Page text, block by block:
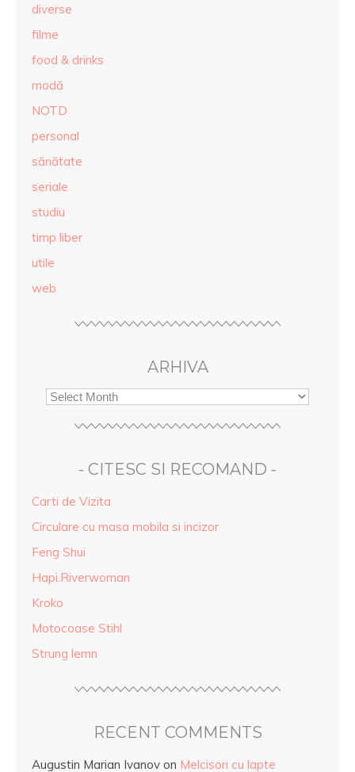
diverse
filme
food & drinks
modă
NOTD
personal
sănătate
seriale
studiu
timp liber
utile
web
ARHIVA
- CITESC SI RECOMAND -
Carti de Vizita
Circulare cu masa mobila si incizor
Feng Shui
Hapi.Riverwoman
Kroko
Motocoase Stihl
Strung lemn
RECENT COMMENTS
Augustin Marian Ivanov on Melcisori cu lapte